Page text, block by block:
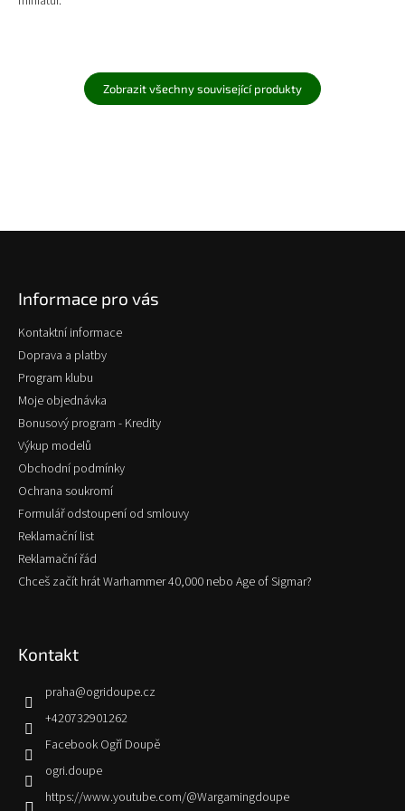
Zobrazit všechny související produkty
Informace pro vás
Kontaktní informace
Doprava a platby
Program klubu
Moje objednávka
Bonusový program - Kredity
Výkup modelů
Obchodní podmínky
Ochrana soukromí
Formulář odstoupení od smlouvy
Reklamační list
Reklamační řád
Chceš začít hrát Warhammer 40,000 nebo Age of Sigmar?
Kontakt
praha@ogridoupe.cz
+420732901262
Facebook Ogří Doupě
ogri.doupe
https://www.youtube.com/@Wargamingdoupe